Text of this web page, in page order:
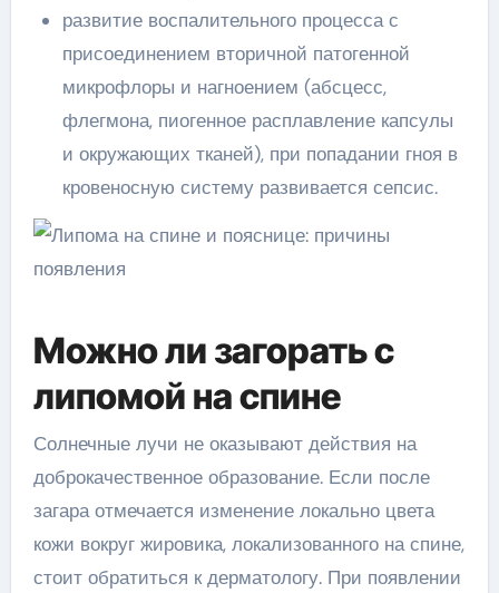
развитие воспалительного процесса с
присоединением вторичной патогенной
микрофлоры и нагноением (абсцесс,
флегмона, пиогенное расплавление капсулы
и окружающих тканей), при попадании гноя в
кровеносную систему развивается сепсис.
Можно ли загорать с
липомой на спине
Солнечные лучи не оказывают действия на
доброкачественное образование. Если после
загара отмечается изменение локально цвета
кожи вокруг жировика, локализованного на спине,
стоит обратиться к дерматологу. При появлении